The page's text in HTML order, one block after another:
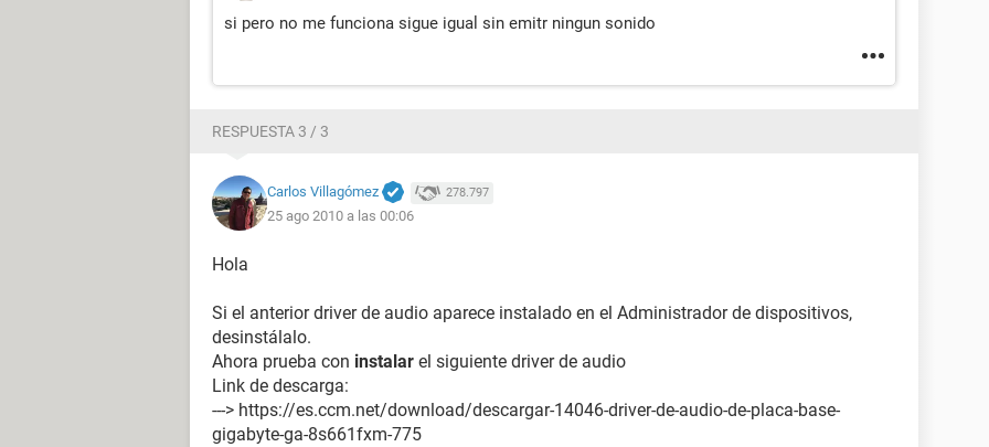
si pero no me funciona sigue igual sin emitr ningun sonido
RESPUESTA 3 / 3
Carlos Villagómez 278.797
25 ago 2010 a las 00:06
Hola
Si el anterior driver de audio aparece instalado en el Administrador de dispositivos,
desinstálalo.
Ahora prueba con instalar el siguiente driver de audio
Link de descarga:
---> https://es.ccm.net/download/descargar-14046-driver-de-audio-de-placa-base-
gigabyte-ga-8s661fxm-775